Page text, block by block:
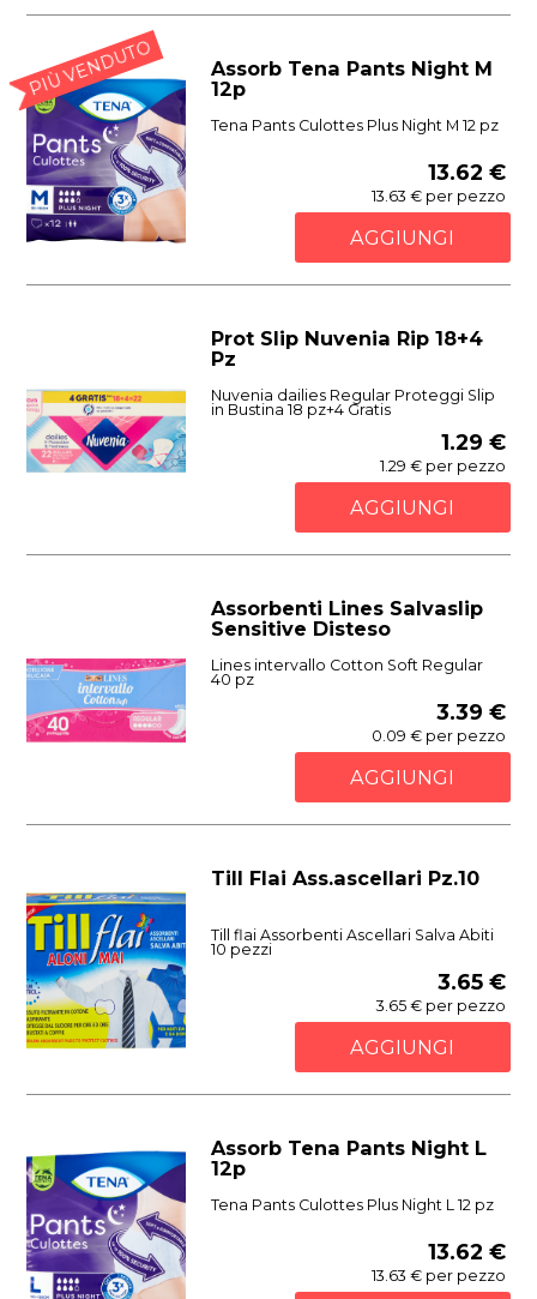
PIÙ VENDUTO
Assorb Tena Pants Night M
12p
Tena Pants Culottes Plus Night M 12 pz
13.62 €
13.63 € per pezzo
AGGIUNGI
Prot Slip Nuvenia Rip 18+4
Pz
Nuvenia dailies Regular Proteggi Slip
in Bustina 18 pz+4 Gratis
1.29 €
1.29 € per pezzo
AGGIUNGI
Assorbenti Lines Salvaslip
Sensitive Disteso
Lines intervallo Cotton Soft Regular
40 pz
3.39 €
0.09 € per pezzo
AGGIUNGI
Till Flai Ass.ascellari Pz.10
Till flai Assorbenti Ascellari Salva Abiti
10 pezzi
3.65 €
3.65 € per pezzo
AGGIUNGI
Assorb Tena Pants Night L
12p
Tena Pants Culottes Plus Night L 12 pz
13.62 €
13.63 € per pezzo